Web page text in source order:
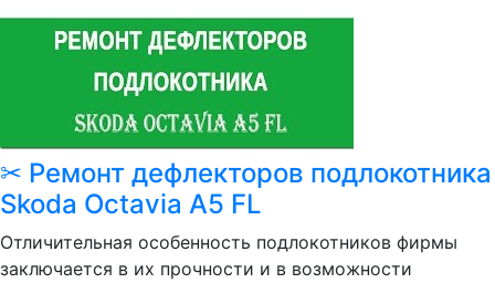
✂ Ремонт дефлекторов подлокотника
Skoda Octavia A5 FL
Отличительная особенность подлокотников фирмы
заключается в их прочности и в возможности